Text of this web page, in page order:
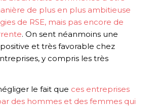
de plus en plus ambitieuse
de RSE, mais pas encore de
. On sent néanmoins une
et très favorable chez
y compris les très
le fait que ces entreprises
des hommes et des femmes qui